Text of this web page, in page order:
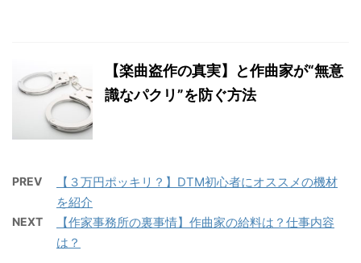
【楽曲盗作の真実】と作曲家が“無意
識なパクリ”を防ぐ方法
PREV
【３万円ポッキリ？】DTM初心者にオススメの機材
を紹介
NEXT
【作家事務所の裏事情】作曲家の給料は？仕事内容
は？